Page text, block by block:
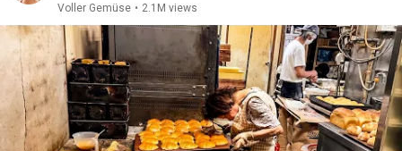
Voller Gemüse • 2.1M views